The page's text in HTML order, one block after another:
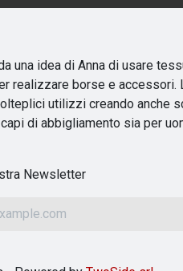
una idea di Anna di usare
realizzare borse e accessori.
utilizzi creando anche
di abbigliamento sia per
Newsletter